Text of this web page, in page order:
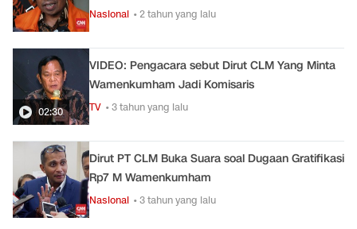
Nasional • 2 tahun yang lalu
02:30
VIDEO: Pengacara sebut Dirut CLM Yang Minta
Wamenkumham Jadi Komisaris
TV • 3 tahun yang lalu
Dirut PT CLM Buka Suara soal Dugaan Gratifikasi
Rp7 M Wamenkumham
Nasional • 3 tahun yang lalu